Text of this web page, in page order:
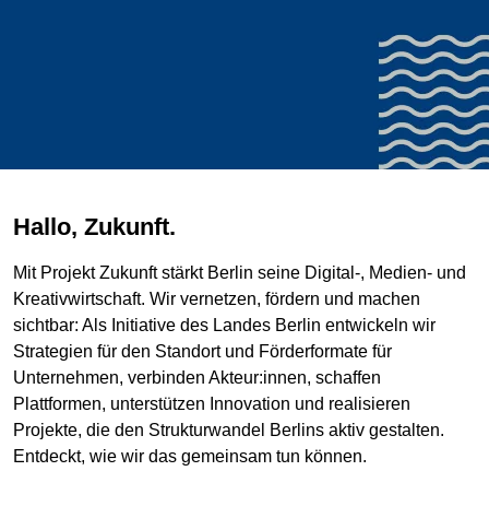
Hallo, Zukunft.
Mit Projekt Zukunft stärkt Berlin seine Digital-, Medien- und
Kreativwirtschaft. Wir vernetzen, fördern und machen
sichtbar: Als Initiative des Landes Berlin entwickeln wir
Strategien für den Standort und Förderformate für
Unternehmen, verbinden Akteur:innen, schaffen
Plattformen, unterstützen Innovation und realisieren
Projekte, die den Strukturwandel Berlins aktiv gestalten.
Entdeckt, wie wir das gemeinsam tun können.